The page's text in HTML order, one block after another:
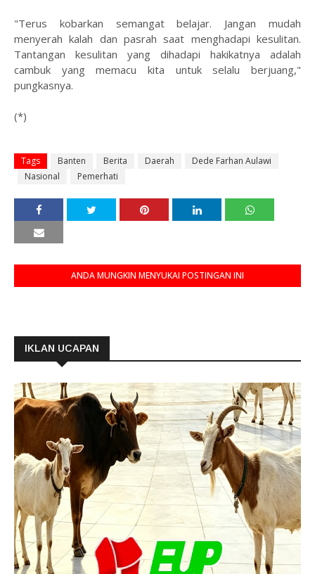
"Terus kobarkan semangat belajar. Jangan mudah
menyerah kalah dan pasrah saat menghadapi kesulitan.
Tantangan kesulitan yang dihadapi hakikatnya adalah
cambuk yang memacu kita untuk selalu berjuang,"
pungkasnya.
(*)
Tags Banten Berita Daerah
Dede Farhan Aulawi
Nasional
Pemerhati
ANDA MUNGKIN MENYUKAI POSTINGAN INI
IKLAN UCAPAN